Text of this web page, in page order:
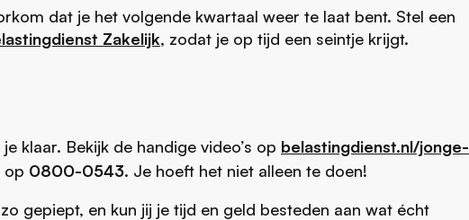
dat je het volgende kwartaal weer te laat bent. Stel een
Zakelijk, zodat je op tijd een seintje krijgt.
klaar. Bekijk de handige video’s op belastingdienst.nl/jonge-
op 0800-0543. Je hoeft het niet alleen te doen!
gepiept, en kun jij je tijd en geld besteden aan wat écht